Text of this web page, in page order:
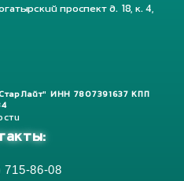
проспект д. 18, к. 4,
ИНН 7807391637 КПП
715-86-08